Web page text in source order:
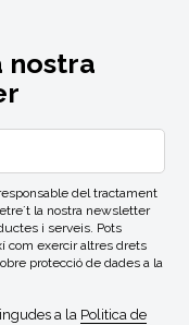
nostra
responsable del tractament
la nostra newsletter
i serveis. Pots
com exercir altres drets
protecció de dades a la
a la Politica de